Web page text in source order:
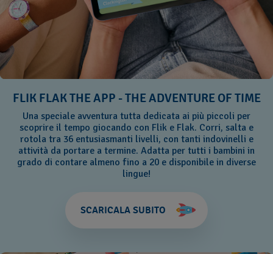
FLIK FLAK THE APP - THE ADVENTURE OF TIME
Una speciale avventura tutta dedicata ai più piccoli per
scoprire il tempo giocando con Flik e Flak. Corri, salta e
rotola tra 36 entusiasmanti livelli, con tanti indovinelli e
attività da portare a termine. Adatta per tutti i bambini in
grado di contare almeno fino a 20 e disponibile in diverse
lingue!
SCARICALA SUBITO